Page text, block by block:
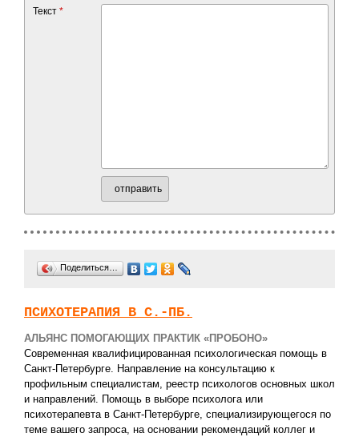
Текст *
отправить
Поделиться…
ПСИХОТЕРАПИЯ В С.-ПБ.
АЛЬЯНС ПОМОГАЮЩИХ ПРАКТИК «ПРОБОНО»
Современная квалифицированная психологическая помощь в
Санкт-Петербурге. Направление на консультацию к
профильным специалистам, реестр психологов основных школ
и направлений. Помощь в выборе психолога или
психотерапевта в Санкт-Петербурге, специализирующегося по
теме вашего запроса, на основании рекомендаций коллег и